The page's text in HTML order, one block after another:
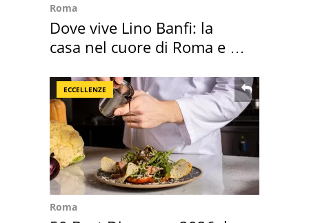
Roma
Dove vive Lino Banfi: la
casa nel cuore di Roma e i
ECCELLENZE
Roma